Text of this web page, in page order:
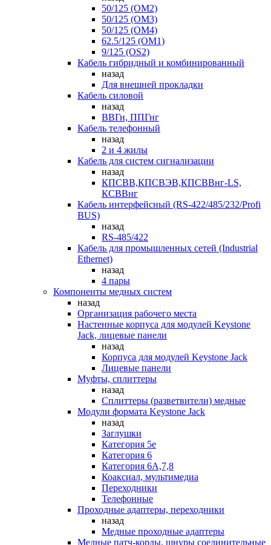
50/125 (OM2)
50/125 (OM3)
50/125 (OM4)
62.5/125 (OM1)
9/125 (OS2)
Кабель гибридный и комбинированный
назад
Для внешней прокладки
Кабель силовой
назад
ВВГн, ППГнг
Кабель телефонный
назад
2 и 4 жилы
Кабель для систем сигнализации
назад
КПСВВ,КПСВЭВ,КПСВВнг-LS,
КСВВнг
Кабель интерфейсный (RS-422/485/232/Profi
BUS)
назад
RS-485/422
Кабель для промышленных сетей (Industrial
Ethernet)
назад
4 пары
Компоненты медных систем
назад
Организация рабочего места
Настенные корпуса для модулей Keystone
Jack, лицевые панели
назад
Корпуса для модулей Keystone Jack
Лицевые панели
Муфты, сплиттеры
назад
Сплиттеры (разветвители) медные
Модули формата Keystone Jack
назад
Заглушки
Категория 5е
Категория 6
Категория 6А,7,8
Коаксиал, мультимедиа
Переходники
Телефонные
Проходные адаптеры, переходники
назад
Медные проходные адаптеры
Медные патч-корды, шнуры соединительные